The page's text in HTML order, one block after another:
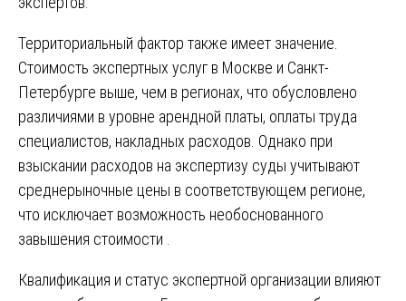
Территориальный фактор также имеет значение.
Стоимость экспертных услуг в Москве и Санкт-
Петербурге выше, чем в регионах, что обусловлено
различиями в уровне арендной платы, оплаты труда
специалистов, накладных расходов. Однако при
взыскании расходов на экспертизу суды учитывают
среднерыночные цены в соответствующем регионе,
что исключает возможность необоснованного
завышения стоимости .
Квалификация и статус экспертной организации влияют